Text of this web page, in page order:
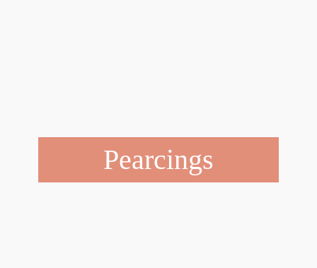
Pearcings